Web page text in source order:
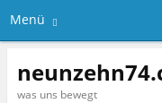
Menü
was uns bewegt